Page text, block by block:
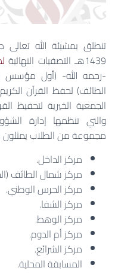
1439هـ التصفيات النهائية
-رحمه الله- (أول مؤسس
الطائف) لحفظ القرآن
الجمعية الخيرية لتحفيظ
والتي تنظمها إدارة
مجموعة من الطلاب يمثلون
مركز الداخل.
مركز شمال الطائف
مركز الحرس الوطني.
مركز الشفا.
مركز الوهط.
مركز أم الدوم.
مركز الشرائع.
المسابقة المحلية.